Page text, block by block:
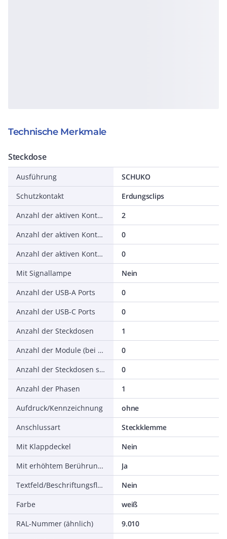
Technische Merkmale
Steckdose
Ausführung
SCHUKO
Schutzkontakt
Erdungsclips
Anzahl der aktiven Kontakte (rund)
2
Anzahl der aktiven Kontakte (flach)
0
Anzahl der aktiven Kontakte (Vierkant)
0
Mit Signallampe
Nein
Anzahl der USB-A Ports
0
Anzahl der USB-C Ports
0
Anzahl der Steckdosen
1
Anzahl der Module (bei Modulbauweise)
0
Anzahl der Steckdosen schaltbar
0
Anzahl der Phasen
1
Aufdruck/Kennzeichnung
ohne
Anschlussart
Steckklemme
Mit Klappdeckel
Nein
Mit erhöhtem Berührungsschutz
Ja
Textfeld/Beschriftungsfläche
Nein
Farbe
weiß
RAL-Nummer (ähnlich)
9.010